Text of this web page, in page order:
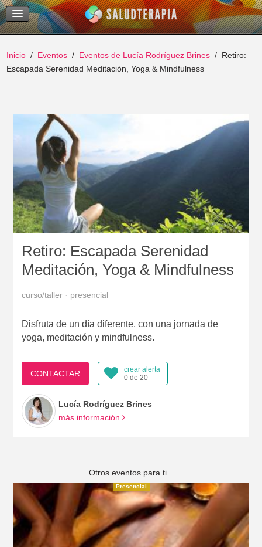
Temas Recientes
Buscar
Inicio Eventos Eventos de Lucía Rodríguez Brines
Retiro:
Escapada Serenidad Meditación, Yoga & Mindfulness
Retiro: Escapada Serenidad
Meditación, Yoga & Mindfulness
curso/taller · presencial
Disfruta de un día diferente, con una jornada de
yoga, meditación y mindfulness.
CONTACTAR
crear alerta
0 de 20
Lucía Rodríguez Brines
más información
Otros eventos para ti...
Presencial